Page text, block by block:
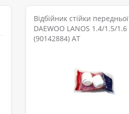
Відбійник стійки передньої
DAEWOO LANOS 1.4/1.5/1.6
(90142884) АТ